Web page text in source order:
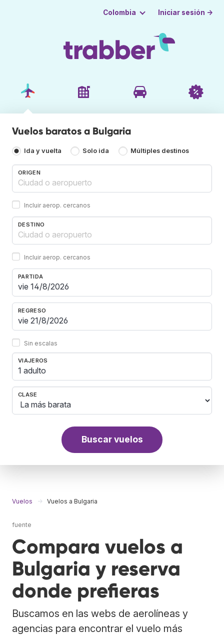
Colombia Iniciar sesión →
Vuelos baratos a Bulgaria
Ida y vuelta Solo ida Múltiples destinos
ORIGEN
Incluir aerop. cercanos
DESTINO
Incluir aerop. cercanos
PARTIDA
REGRESO
Sin escalas
VIAJEROS
1 adulto
CLASE
Buscar vuelos
Vuelos Vuelos a Bulgaria
fuente
Compara vuelos a
Bulgaria y reserva
donde prefieras
Buscamos en las webs de aerolíneas y
agencias para encontrar el vuelo más